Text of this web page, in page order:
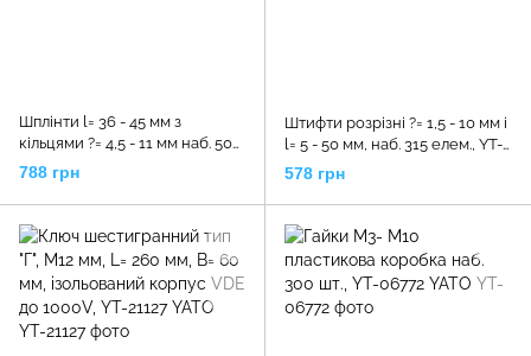
Шплінти l= 36 - 45 мм з
кільцями ?= 4,5 - 11 мм наб. 50
елем., YT-06787 YATO
788 грн
Штифти розрізні ?= 1,5 - 10 мм і
l= 5 - 50 мм, наб. 315 елем., YT-
06785 YATO
578 грн